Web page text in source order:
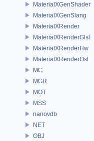
MaterialXGenShader
MaterialXGenSlang
MaterialXRender
MaterialXRenderGlsl
MaterialXRenderHw
MaterialXRenderOsl
MC
MGR
MOT
MSS
nanovdb
NET
OBJ